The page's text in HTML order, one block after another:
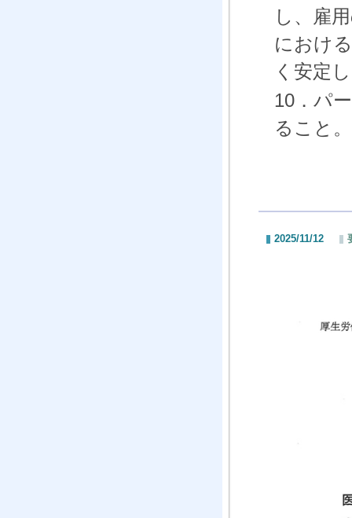
し、雇
におけ
く安定
10．パ
ること。
2025/11/12